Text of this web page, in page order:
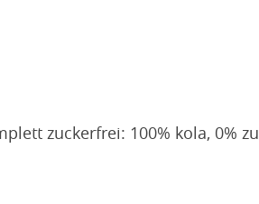
zuckerfrei: 100% kola, 0%